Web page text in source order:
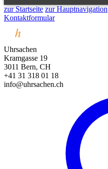
zur Startseite zur Hauptnavigation
Kontaktformular
Uhrsachen
Kramgasse 19
3011 Bern, CH
+41 31 318 01 18
info@uhrsachen.ch